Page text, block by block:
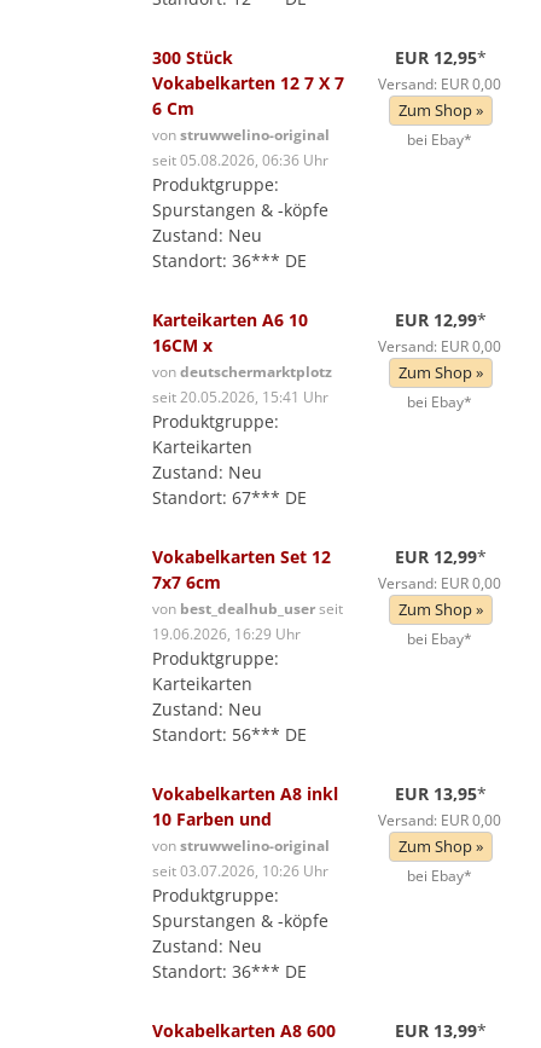
300 Stück
Vokabelkarten 12 7 X 7
6 Cm
vonstruwwelino-original
seit 05.08.2026, 06:36 Uhr
Produktgruppe:
Spurstangen & -köpfe
Zustand: Neu
Standort: 36*** DE
EUR 12,95*
Versand: EUR 0,00
Zum Shop »
bei Ebay*
Karteikarten A6 10
16CM x
vondeutschermarktplotz
seit 20.05.2026, 15:41 Uhr
Produktgruppe:
Karteikarten
Zustand: Neu
Standort: 67*** DE
EUR 12,99*
Versand: EUR 0,00
Zum Shop »
bei Ebay*
Vokabelkarten Set 12
7x7 6cm
von best_dealhub_userseit
19.06.2026, 16:29 Uhr
Produktgruppe:
Karteikarten
Zustand: Neu
Standort: 56*** DE
EUR 12,99*
Versand: EUR 0,00
Zum Shop »
bei Ebay*
Vokabelkarten A8 inkl
10 Farben und
vonstruwwelino-original
seit 03.07.2026, 10:26 Uhr
Produktgruppe:
Spurstangen & -köpfe
Zustand: Neu
Standort: 36*** DE
EUR 13,95*
Versand: EUR 0,00
Zum Shop »
bei Ebay*
Vokabelkarten A8 600
EUR 13,99*